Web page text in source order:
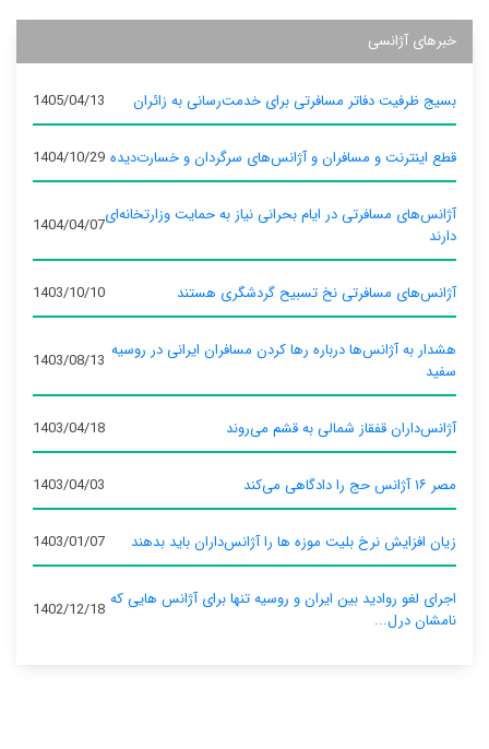
خبرهای آژانسی
بسیج ظرفیت دفاتر مسافرتی برای خدمت‌رسانی به زائران 1405/04/13
قطع اینترنت و مسافران و آژانس‌های سرگردان و خسارت‌دیده 1404/10/29
آژانس‌های مسافرتی در ایام بحرانی نیاز به حمایت وزارتخانه‌ای
دارند
1404/04/07
آژانس‌های مسافرتی نخ تسبیح گردشگری هستند 1403/10/10
هشدار به آژانس‌ها درباره رها کردن مسافران ایرانی در روسیه
سفید
1403/08/13
آژانس‌داران قفقاز شمالی به قشم می‌روند 1403/04/18
مصر ۱۶ آژانس حج را دادگاهی می‌کند 1403/04/03
زیان افزایش نرخ بلیت موزه ها را آژانس‌داران باید بدهند 1403/01/07
اجرای لغو روادید بین ایران و روسیه تنها برای آژانس‌ هایی که
نامشان درل...
1402/12/18